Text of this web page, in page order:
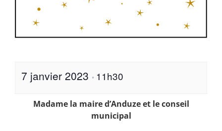
7 janvier 2023 • 11h30
Madame la maire d’Anduze et le conseil
municipal